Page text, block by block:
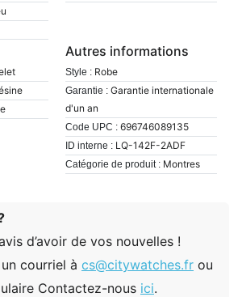
Autres informations
Style : Robe
Garantie : Garantie internationale
d'un an
Code UPC : 696746089135
ID interne : LQ-142F-2ADF
Catégorie de produit : Montres
d’avoir de vos nouvelles !
courriel à cs@citywatches.fr ou
Contactez-nous ici.